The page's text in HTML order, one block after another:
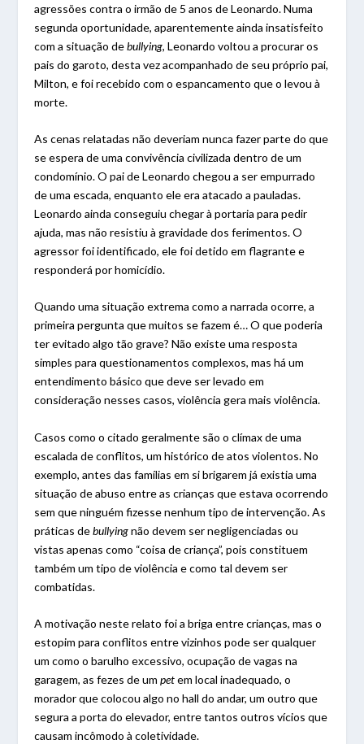
agressões contra o irmão de 5 anos de Leonardo. Numa
segunda oportunidade, aparentemente ainda insatisfeito
com a situação debullying, Leonardo voltou a procurar os
pais do garoto, desta vez acompanhado de seu próprio pai,
Milton, e foi recebido com o espancamento que o levou à
morte.
As cenas relatadas não deveriam nunca fazer parte do que
se espera de uma convivência civilizada dentro de um
condomínio. O pai de Leonardo chegou a ser empurrado
de uma escada, enquanto ele era atacado a pauladas.
Leonardo ainda conseguiu chegar à portaria para pedir
ajuda, mas não resistiu à gravidade dos ferimentos. O
agressor foi identificado, ele foi detido em flagrante e
responderá por homicídio.
Quando uma situação extrema como a narrada ocorre, a
primeira pergunta que muitos se fazem é… O que poderia
ter evitado algo tão grave? Não existe uma resposta
simples para questionamentos complexos, mas há um
entendimento básico que deve ser levado em
consideração nesses casos, violência gera mais violência.
Casos como o citado geralmente são o clímax de uma
escalada de conflitos, um histórico de atos violentos. No
exemplo, antes das famílias em si brigarem já existia uma
situação de abuso entre as crianças que estava ocorrendo
sem que ninguém fizesse nenhum tipo de intervenção. As
práticas debullyingnão devem ser negligenciadas ou
vistas apenas como “coisa de criança”, pois constituem
também um tipo de violência e como tal devem ser
combatidas.
A motivação neste relato foi a briga entre crianças, mas o
estopim para conflitos entre vizinhos pode ser qualquer
um como o barulho excessivo, ocupação de vagas na
garagem, as fezes de umpetem local inadequado, o
morador que colocou algo no hall do andar, um outro que
segura a porta do elevador, entre tantos outros vícios que
causam incômodo à coletividade.